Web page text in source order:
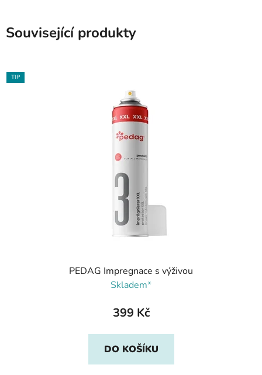
Související produkty
TIP
PEDAG Impregnace s výživou
Skladem*
399 Kč
DO KOŠÍKU